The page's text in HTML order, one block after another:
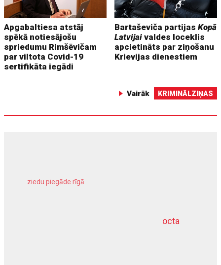
Apgabaltiesa atstāj
spēkā notiesājošu
spriedumu Rimšēvičam
par viltota Covid-19
sertifikāta iegādi
Bartaševiča partijasKopā
Latvijai valdes loceklis
apcietināts par ziņošanu
Krievijas dienestiem
Vairāk KRIMINĀLZIŅAS
octa
ziedu piegāde rīgā
dziļurbums